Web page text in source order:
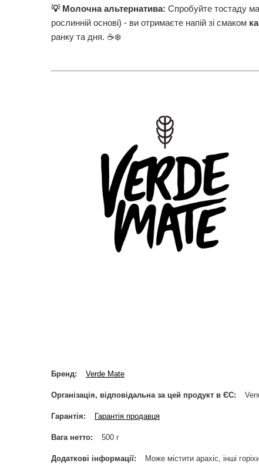
💡 Молочна альтернатива: Спробуйте тостаду
рослинній основі) - ви отримаєте напій зі смаком
ранку та дня. ☕❄️
Бренд Verde Mate
Організація, відповідальна за цей продукт в ЄС
Гарантія Гарантія продавця
Вага нетто 500 г
Додаткові інформації Може містити арахіс, інші